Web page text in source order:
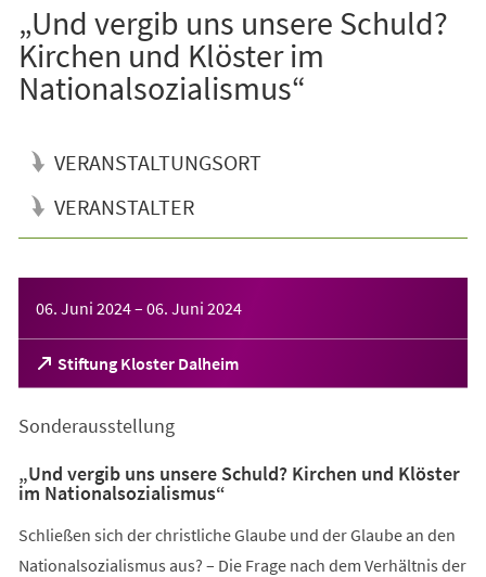
„Und vergib uns unsere Schuld?
Kirchen und Klöster im
Nationalsozialismus“
VERANSTALTUNGSORT
VERANSTALTER
06. Juni 2024– 06. Juni 2024
Stiftung Kloster Dalheim
(Öffnet
in
neuen
Sonderausstellung
„Und vergib uns unsere Schuld? Kirchen und Klöster
im Nationalsozialismus“
Schließen sich der christliche Glaube und der Glaube an den
Nationalsozialismus aus? – Die Frage nach dem Verhältnis der